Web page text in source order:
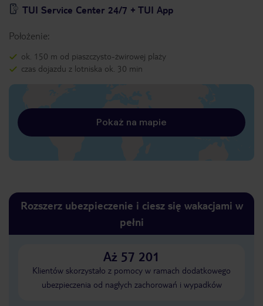
TUI Service Center 24/7 + TUI App
Położenie:
ok. 150 m od piaszczysto-żwirowej plaży
czas dojazdu z lotniska ok. 30 min
Pokaż na mapie
Rozszerz ubezpieczenie i ciesz się wakacjami w
pełni
Aż 57 201
Klientów skorzystało z pomocy w ramach dodatkowego
ubezpieczenia od nagłych zachorowań i wypadków